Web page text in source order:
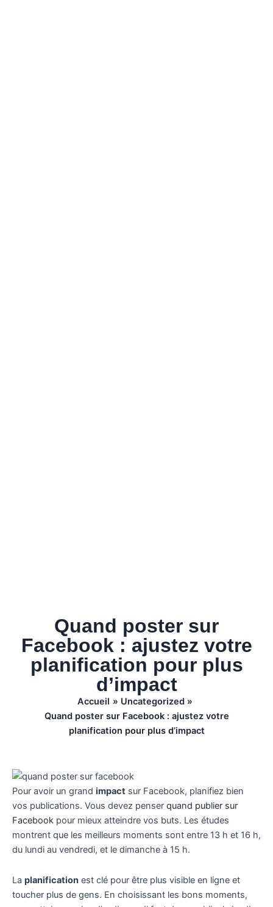
Quand poster sur
Facebook : ajustez votre
planification pour plus
d’impact
Accueil
Uncategorized
Quand poster sur Facebook : ajustez votre
planification pour plus d’impact
Pour avoir un grand impact sur Facebook, planifiez bien
vos publications. Vous devez penser quand publier sur
Facebook pour mieux atteindre vos buts. Les études
montrent que les meilleurs moments sont entre 13 h et 16 h,
du lundi au vendredi, et le dimanche à 15 h.
La planification est clé pour être plus visible en ligne et
toucher plus de gens. En choisissant les bons moments,